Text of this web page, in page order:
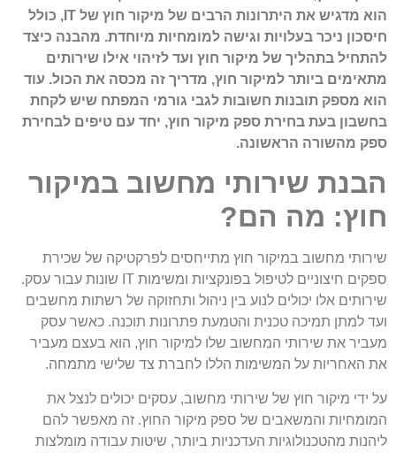
הוא מדגיש את היתרונות הרבים של מיקור חוץ של IT, כולל
חיסכון ניכר בעלויות וגישה למומחיות מיוחדת. מהבנה כיצד
להתחיל בתהליך של מיקור חוץ ועד לזיהוי אילו שירותים
מתאימים ביותר למיקור חוץ, מדריך זה מכסה את הכול. עוד
הוא מספק תובנות חשובות לגבי גורמי המפתח שיש לקחת
בחשבון בעת בחירת ספק מיקור חוץ, יחד עם טיפים לבחירת
ספק מהשורה הראשונה.
הבנת שירותי מחשוב במיקור
חוץ: מה הם?
שירותי מחשוב במיקור חוץ מתייחסים לפרקטיקה של שכירת
ספקים חיצוניים לטיפול בפונקציות ומשימות IT שונות עבור עסק.
שירותים אלו יכולים לנוע בין ניהול ותחזוקה של רשתות מחשבים
ועד למתן תמיכה טכנית והטמעת פתרונות תוכנה. כאשר עסק
מעביר את שירותי המחשוב שלו למיקור חוץ, הוא בעצם מעביר
את האחריות על המשימות הללו לחברת צד שלישי מתמחה.
על ידי מיקור חוץ של שירותי מחשוב, עסקים יכולים לנצל את
המומחיות והמשאבים של ספק מיקור החוץ. זה מאפשר להם
ליהנות מהטכנולוגיות העדכניות ביותר, שיטות עבודה מומלצות